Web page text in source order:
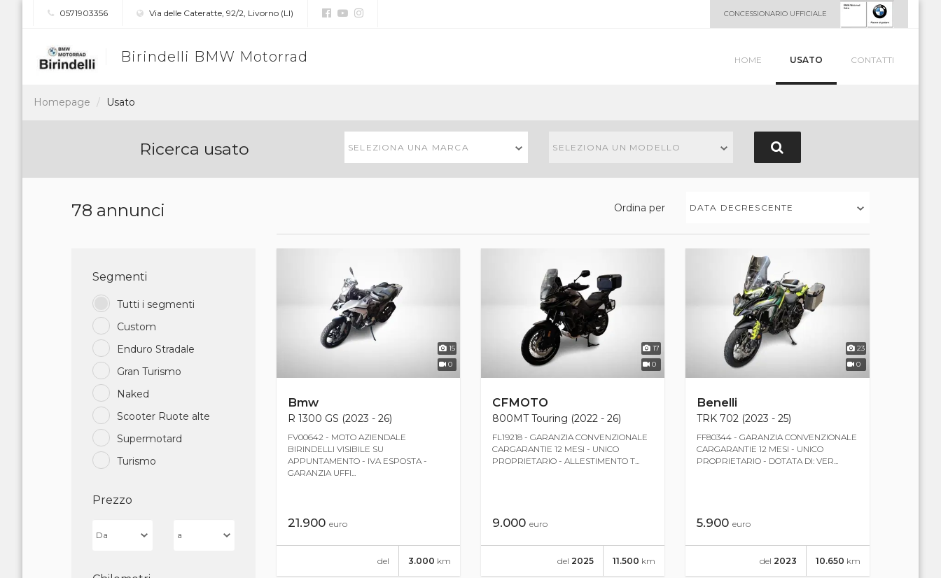
0571903356 Via delle Cateratte, 92/2, Livorno (LI) CONCESSIONARIO UFFICIALE
Birindelli BMW Motorrad HOME USATO CONTATTI
Homepage Usato
Ricerca usato SELEZIONA UNA MARCA SELEZIONA UN MODELLO
78 annunci Ordina per DATA DECRESCENTE
Segmenti
Tutti i segmenti
Custom
Enduro Stradale
Gran Turismo
Naked
Scooter Ruote alte
Supermotard
Turismo
Prezzo
15
0
Bmw
R 1300 GS (2023 - 26)
FV00642 - MOTO AZIENDALE
BIRINDELLI VISIBILE SU
APPUNTAMENTO - IVA ESPOSTA -
GARANZIA UFFI...
21.900 euro
3.000 km
del
17
0
CFMOTO
800MT Touring (2022 - 26)
FL19218 - GARANZIA CONVENZIONALE
CARGARANTIE 12 MESI - UNICO
PROPRIETARIO - ALLESTIMENTO T...
9.000 euro
11.500 km
del 2025
23
0
Benelli
TRK 702 (2023 - 25)
FF80344 - GARANZIA CONVENZIONALE
CARGARANTIE 12 MESI - UNICO
PROPRIETARIO - DOTATA DI: VER...
5.900euro
10.650 km
del 2023